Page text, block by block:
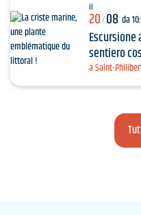
il
20/08 da
sentiero
a Saint-